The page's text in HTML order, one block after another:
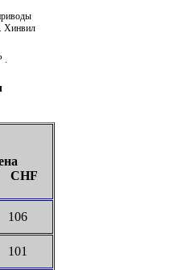
Хинвил
.
CHF
106
101